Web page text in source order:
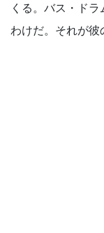
くる。バス・ド
わけだ。それが彼